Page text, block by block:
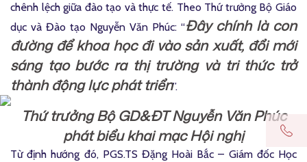
chênh lệch giữa đào tạo và thực tế. Theo Thứ trưởng Bộ Giáo
dục và Đào tạo Nguyễn Văn Phúc: “Đây chính là con
đường để khoa học đi vào sản xuất, đổi mới
sáng tạo bước ra thị trường và tri thức trở
thành động lực phát triển”.
Thứ trưởng Bộ GD&ĐT Nguyễn Văn Phúc
phát biểu khai mạc Hội nghị
Từ định hướng đó, PGS.TS Đặng Hoài Bắc – Giám đốc Học